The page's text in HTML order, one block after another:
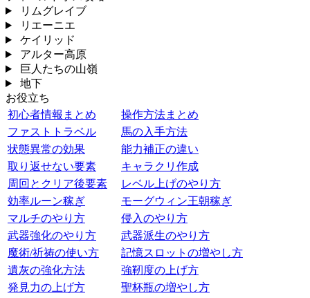
リムグレイブ
リエーニエ
ケイリッド
アルター高原
巨人たちの山嶺
地下
お役立ち
初心者情報まとめ
操作方法まとめ
ファストトラベル
馬の入手方法
状態異常の効果
能力補正の違い
取り返せない要素
キャラクリ作成
周回とクリア後要素
レベル上げのやり方
効率ルーン稼ぎ
モーグウィン王朝稼ぎ
マルチのやり方
侵入のやり方
武器強化のやり方
武器派生のやり方
魔術/祈祷の使い方
記憶スロットの増やし方
遺灰の強化方法
強靭度の上げ方
発見力の上げ方
聖杯瓶の増やし方